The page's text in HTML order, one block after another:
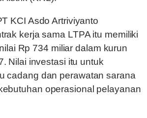
KCI Asdo Artriviyanto
kerja sama LTPA itu memiliki
Rp 734 miliar dalam kurun
Nilai investasi itu untuk
cadang dan perawatan sarana
operasional pelayanan